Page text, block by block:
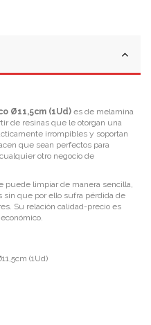
Ø11,5cm (1Ud) es de melamina
de resinas que le otorgan una
irrompibles y soportan
que sean perfectos para
otro negocio de
puede limpiar de manera sencilla,
sin que por ello sufra pérdida de
Su relación calidad-precio es
11,5cm (1Ud)